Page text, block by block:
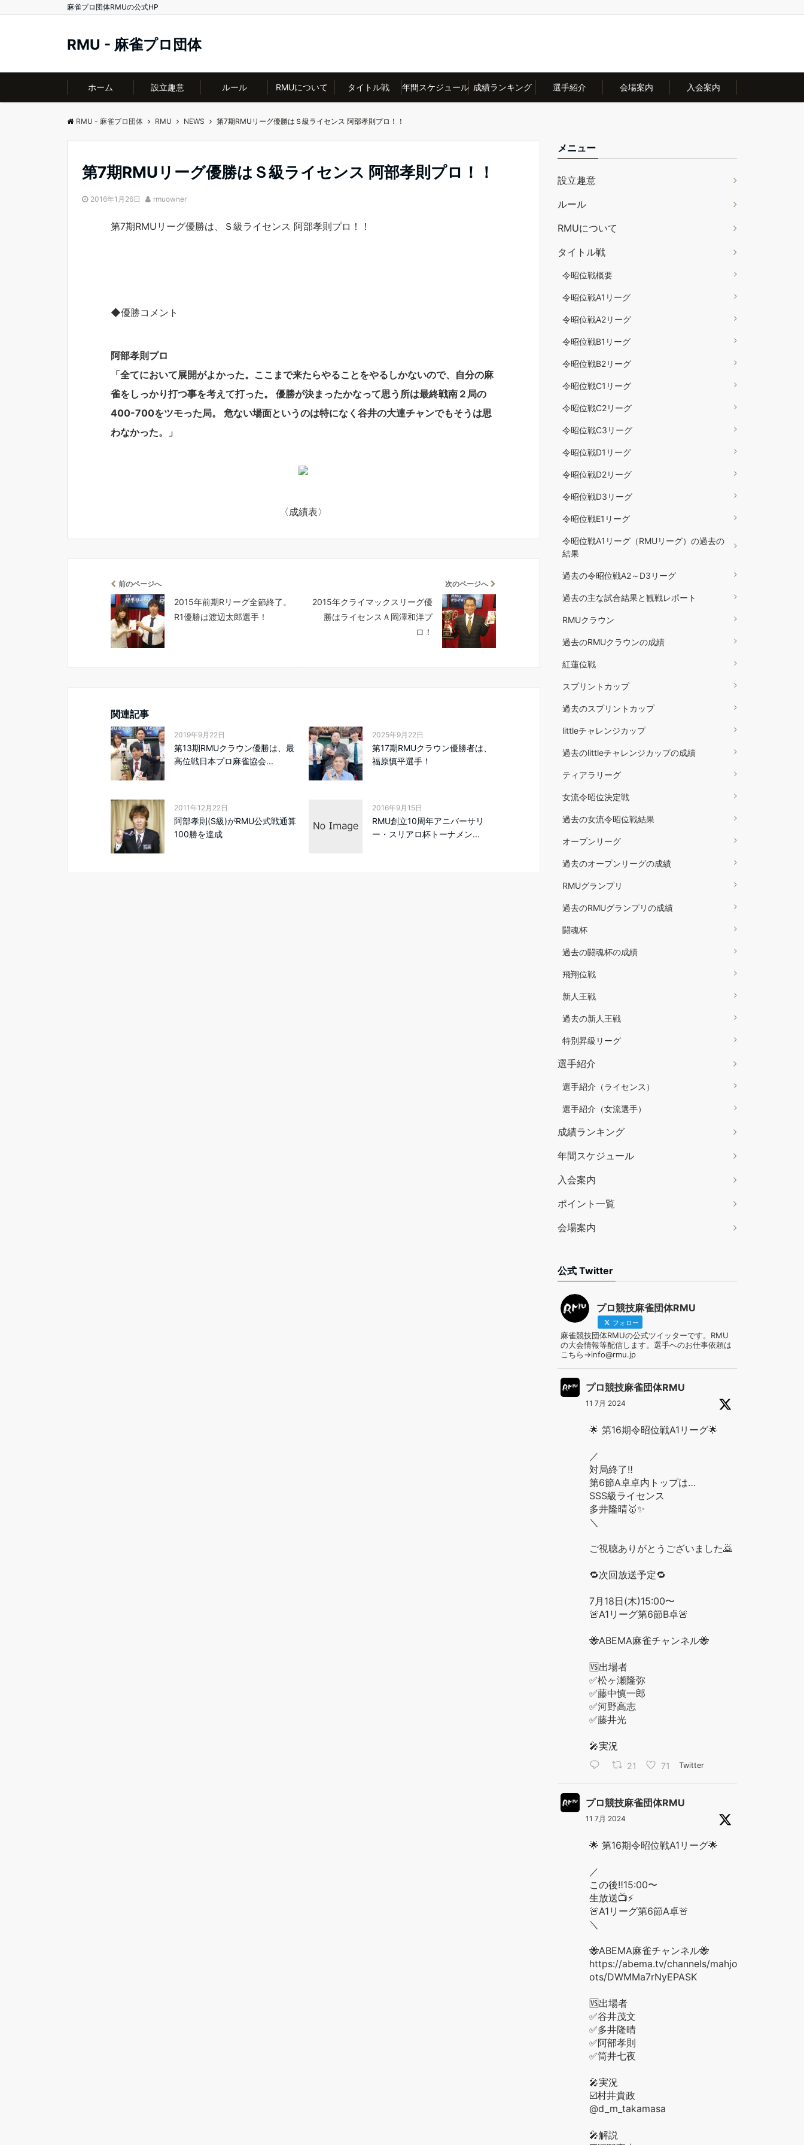
麻雀プロ団体RMUの公式HP
RMU - 麻雀プロ団体
ホーム 設立趣意 ルール RMUについて タイトル戦 年間スケジュール 成績ランキング 選手紹介 会場案内 入会案内
RMU - 麻雀プロ団体 RMU NEWS 第7期RMUリーグ優勝はＳ級ライセンス 阿部孝則プロ！！
第7期RMUリーグ優勝はＳ級ライセンス 阿部孝則プロ！！
2016年1月26日 rmuowner
第7期RMUリーグ優勝は、Ｓ級ライセンス 阿部孝則プロ！！
◆優勝コメント
阿部孝則プロ
「全てにおいて展開がよかった。ここまで来たらやることをやるしかないので、自分の麻
雀をしっかり打つ事を考えて打った。 優勝が決まったかなって思う所は最終戦南２局の
400-700をツモった局。 危ない場面というのは特になく谷井の大連チャンでもそうは思
わなかった。」
〈成績表〉
前のページへ
2015年前期Rリーグ全節終了。
R1優勝は渡辺太郎選手！
次のページへ
2015年クライマックスリーグ優
勝はライセンスＡ岡澤和洋プ
ロ！
関連記事
2019年9月22日
第13期RMUクラウン優勝は、最
高位戦日本プロ麻雀協会...
2025年9月22日
第17期RMUクラウン優勝者は、
福原慎平選手！
2011年12月22日
阿部孝則(S級)がRMU公式戦通算
100勝を達成
2016年9月15日
RMU創立10周年アニバーサリ
ー・スリアロ杯トーナメン...
メニュー
設立趣意
ルール
RMUについて
タイトル戦
令昭位戦概要
令昭位戦A1リーグ
令昭位戦A2リーグ
令昭位戦B1リーグ
令昭位戦B2リーグ
令昭位戦C1リーグ
令昭位戦C2リーグ
令昭位戦C3リーグ
令昭位戦D1リーグ
令昭位戦D2リーグ
令昭位戦D3リーグ
令昭位戦E1リーグ
令昭位戦A1リーグ（RMUリーグ）の過去の
結果
過去の令昭位戦A2～D3リーグ
過去の主な試合結果と観戦レポート
RMUクラウン
過去のRMUクラウンの成績
紅蓮位戦
スプリントカップ
過去のスプリントカップ
littleチャレンジカップ
過去のlittleチャレンジカップの成績
ティアラリーグ
女流令昭位決定戦
過去の女流令昭位戦結果
オープンリーグ
過去のオープンリーグの成績
RMUグランプリ
過去のRMUグランプリの成績
闘魂杯
過去の闘魂杯の成績
飛翔位戦
新人王戦
過去の新人王戦
特別昇級リーグ
選手紹介
選手紹介（ライセンス）
選手紹介（女流選手）
成績ランキング
年間スケジュール
入会案内
ポイント一覧
会場案内
公式 Twitter
プロ競技麻雀団体RMU
フォロー
麻雀競技団体RMUの公式ツイッターです。RMU
の大会情報等配信します。選手へのお仕事依頼は
こちら→info@rmu.jp
プロ競技麻雀団体RMU
11 7月 2024
🌟 第16期令昭位戦A1リーグ🌟
／
対局終了‼️
第6節A卓卓内トップは…
SSS級ライセンス
多井隆晴🥇✨
＼
ご視聴ありがとうございました🙇
🔁次回放送予定🔁
7月18日(木)15:00〜
🚨A1リーグ第6節B卓🚨
🐝ABEMA麻雀チャンネル🐝
🆚出場者
✅松ヶ瀬隆弥
✅藤中慎一郎
✅河野高志
✅藤井光
🎤実況
21 71 Twitter
プロ競技麻雀団体RMU
11 7月 2024
🌟 第16期令昭位戦A1リーグ🌟
／
この後‼️15:00〜
生放送📺⚡️
🚨A1リーグ第6節A卓🚨
＼
🐝ABEMA麻雀チャンネル🐝
https://abema.tv/channels/mahjong/sl
ots/DWMMa7rNyEPASK
🆚出場者
✅谷井茂文
✅多井隆晴
✅阿部孝則
✅筒井七夜
🎤実況
☑️村井貴政
@d_m_takamasa
🎤解説